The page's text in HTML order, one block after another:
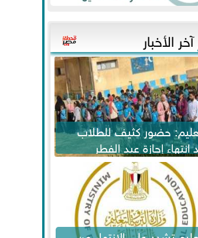
آخر الأخبار
حضور كثيف للطلاب
انتهاء إجازة عيد الفطر
المناهج